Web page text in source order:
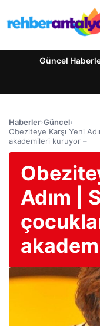
Güncel
Haberler›Güncel›
Obeziteye Karşı Yeni
akademileri kuruyor –
Adım |